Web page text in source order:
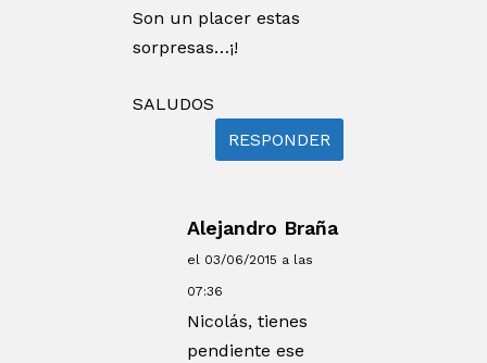
Son un placer estas
sorpresas…¡!
SALUDOS
RESPONDER
Alejandro Braña
el 03/06/2015 a las
07:36
Nicolás, tienes
pendiente ese